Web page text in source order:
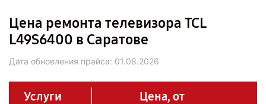
Цена ремонта телевизора TCL
L49S6400 в Саратове
Дата обновления прайса: 01.08.2026
Услуги Цена, от